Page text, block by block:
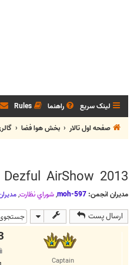
لینک سریع راهنما Rules
صفحه اول تالار
بخش هوا فضا
Dezful AirShow 2013
مدیران انجمن: moh-597
,شوراي نظارت,
ارسال پست
Captain